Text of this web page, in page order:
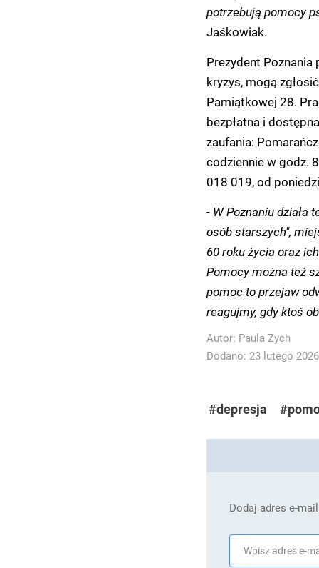
potrzebują pomocy
Jaśkowiak.
Prezydent Poznania
kryzys, mogą
Pamiątkowej 28.
bezpłatna i
zaufania:
codziennie w godz.
018 019, od
- W Poznaniu działa
osób starszych",
60 roku życia oraz
Pomocy można też
pomoc to przejaw
reagujmy, gdy ktoś
Autor: Paula Zych
Dodano: 23 lutego
#depresja
Dodaj adres e-